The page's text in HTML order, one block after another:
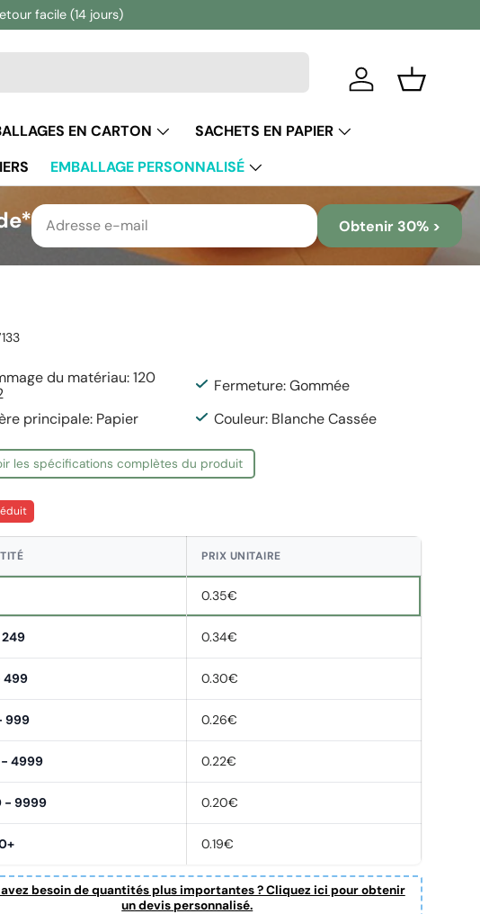
facile (14 jours)
Se connecter
Panier
EN CARTON
SACHETS EN PAPIER
EMBALLAGE PERSONNALISÉ
Obtenir 30% >
du matériau: 120
Fermeture: Gommée
principale: Papier
Couleur: Blanche Cassée
les spécifications complètes du produit
PRIX UNITAIRE
0.35€
0.34€
499 0.30€
999 0.26€
4999 0.22€
- 9999 0.20€
0.19€
avez besoin de quantités plus importantes ? Cliquez ici pour obtenir
un devis personnalisé.